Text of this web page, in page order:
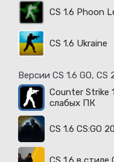
CS 1.6 Phoon
CS 1.6 Ukraine
Версии CS 1.6 GO, CS
Counter Strike
слабых ПК
CS 1.6 CS:GO